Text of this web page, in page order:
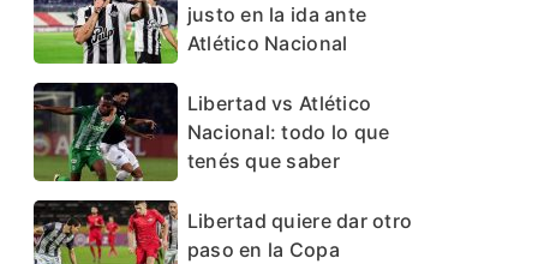
justo en la ida ante
Atlético Nacional
Libertad vs Atlético
Nacional: todo lo que
tenés que saber
Libertad quiere dar otro
paso en la Copa